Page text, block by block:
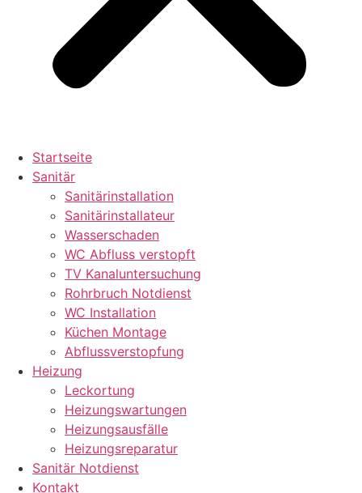
Startseite
Sanitär
Sanitärinstallation
Sanitärinstallateur
Wasserschaden
WC Abfluss verstopft
TV Kanaluntersuchung
Rohrbruch Notdienst
WC Installation
Küchen Montage
Abflussverstopfung
Heizung
Leckortung
Heizungswartungen
Heizungsausfälle
Heizungsreparatur
Sanitär Notdienst
Kontakt